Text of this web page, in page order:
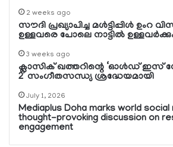
2 weeks ago
സൗദി പ്രഖ്യാപിച്ച മള്‍ട്ടിപ്പിള്‍ ഉംറ
ഉള്ളവരെ പോലെ നാട്ടില്‍
3 weeks ago
ക്ലാസിക് ഖത്തറിന്റെ ‘ഓള്‍ഡ്
2’ സംഗീതസന്ധ്യ ശ്രദ്ധേയമായി
July 1, 2026
Mediaplus Doha marks world social
thought-provoking discussion on
engagement